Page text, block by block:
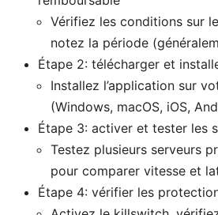
Vérifiez les conditions sur
notez la période
Étape 2: télécharger et
Installez l’application sur
(Windows, macOS, iOS,
Étape 3: activer et tester les
Testez plusieurs serveurs
pour comparer vitesse et
Étape 4: vérifier les